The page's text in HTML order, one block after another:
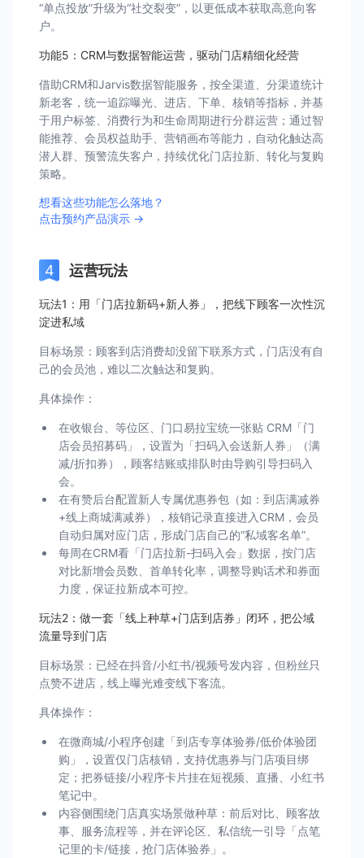
“单点投放”升级为“社交裂变”，以更低成本获取高意向客
户。
功能5：CRM与数据智能运营，驱动门店精细化经营
借助CRM和Jarvis数据智能服务，按全渠道、分渠道统计
新老客，统一追踪曝光、进店、下单、核销等指标，并基
于用户标签、消费行为和生命周期进行分群运营；通过智
能推荐、会员权益助手、营销画布等能力，自动化触达高
潜人群、预警流失客户，持续优化门店拉新、转化与复购
策略。
想看这些功能怎么落地？
点击预约产品演示 →
运营玩法
玩法1：用「门店拉新码+新人券」，把线下顾客一次性沉
淀进私域
目标场景：顾客到店消费却没留下联系方式，门店没有自
己的会员池，难以二次触达和复购。
具体操作：
在收银台、等位区、门口易拉宝统一张贴 CRM「门
店会员招募码」，设置为「扫码入会送新人券」（满
减/折扣券），顾客结账或排队时由导购引导扫码入
会。
在有赞后台配置新人专属优惠券包（如：到店满减券
+线上商城满减券），核销记录直接进入CRM，会员
自动归属对应门店，形成门店自己的“私域客名单”。
每周在CRM看「门店拉新-扫码入会」数据，按门店
对比新增会员数、首单转化率，调整导购话术和券面
力度，保证拉新成本可控。
玩法2：做一套「线上种草+门店到店券」闭环，把公域
流量导到门店
目标场景：已经在抖音/小红书/视频号发内容，但粉丝只
点赞不进店，线上曝光难变线下客流。
具体操作：
在微商城/小程序创建「到店专享体验券/低价体验团
购」，设置仅门店核销，支持优惠券与门店项目绑
定；把券链接/小程序卡片挂在短视频、直播、小红书
笔记中。
内容侧围绕门店真实场景做种草：前后对比、顾客故
事、服务流程等，并在评论区、私信统一引导「点笔
记里的卡/链接，抢门店体验券」。